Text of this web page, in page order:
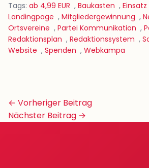
Tags: ab 4,99 EUR , Baukasten , Einsatz
Landingpage , Mitgliedergewinnung ,
Ortsvereine , Partei Kommunikation ,
Redaktionsplan , Redaktionssystem ,
Website , Spenden , Webkampa
Beitrags-
Navigation
← Vorheriger Beitrag
Nächster Beitrag →